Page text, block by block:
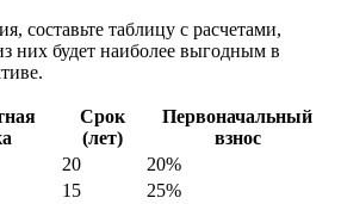
составьте таблицу с расчетами,
них будет наиболее выгодным в
Срок
(лет)
Первоначальный
взнос
20
20%
15
25%